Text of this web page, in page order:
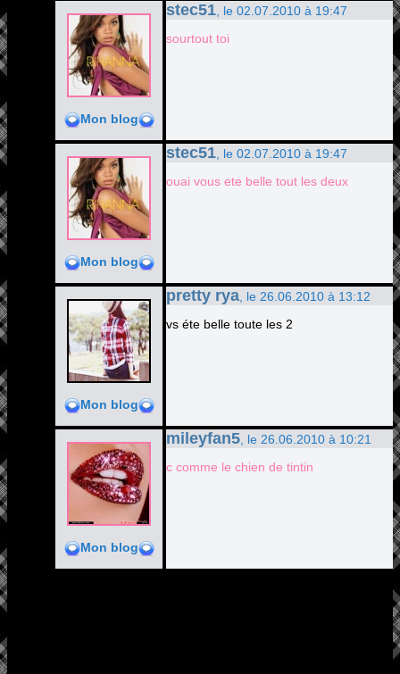
Mon blog
stec51 , le 02.07.2010 à 19:47
sourtout toi
Mon blog
stec51 , le 02.07.2010 à 19:47
ouai vous ete belle tout les deux
Mon blog
pretty rya , le 26.06.2010 à 13:12
vs éte belle toute les 2
Mon blog
mileyfan5 , le 26.06.2010 à 10:21
c comme le chien de tintin